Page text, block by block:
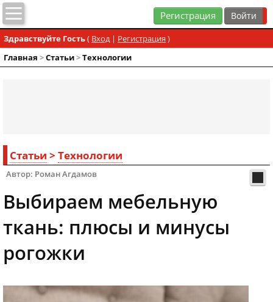
Регистрация
Здравствуйте Гость( Вход| Регистрация )
Главная >Статьи>Технологии
Статьи > Технологии
Автор: Роман Агдамов
Выбираем мебельную
ткань: плюсы и минусы
рогожки